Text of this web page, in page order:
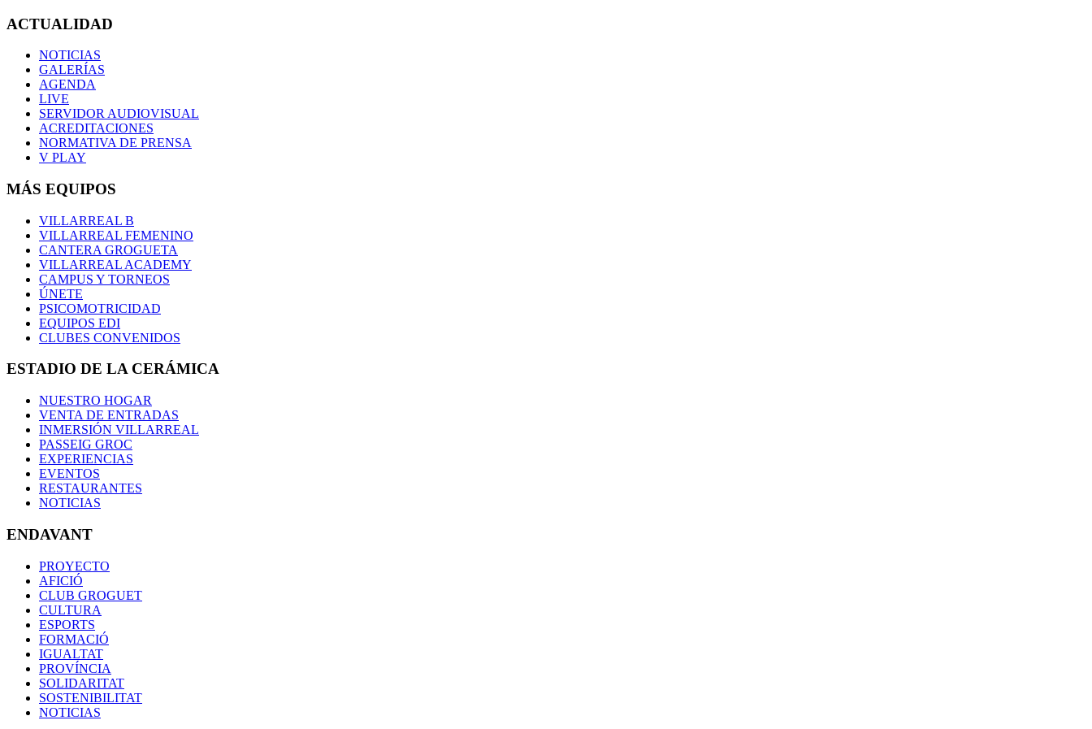
ACTUALIDAD
NOTICIAS
GALERÍAS
AGENDA
LIVE
SERVIDOR AUDIOVISUAL
ACREDITACIONES
NORMATIVA DE PRENSA
V PLAY
MÁS EQUIPOS
VILLARREAL B
VILLARREAL FEMENINO
CANTERA GROGUETA
VILLARREAL ACADEMY
CAMPUS Y TORNEOS
ÚNETE
PSICOMOTRICIDAD
EQUIPOS EDI
CLUBES CONVENIDOS
ESTADIO DE LA CERÁMICA
NUESTRO HOGAR
VENTA DE ENTRADAS
INMERSIÓN VILLARREAL
PASSEIG GROC
EXPERIENCIAS
EVENTOS
RESTAURANTES
NOTICIAS
ENDAVANT
PROYECTO
AFICIÓ
CLUB GROGUET
CULTURA
ESPORTS
FORMACIÓ
IGUALTAT
PROVÍNCIA
SOLIDARITAT
SOSTENIBILITAT
NOTICIAS